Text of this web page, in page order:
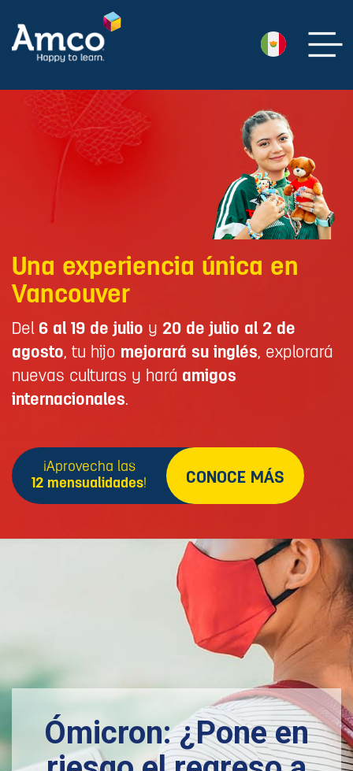
Una experiencia única en
Vancouver
Del 6 al 19 de julio y 20 de julio al 2 de
agosto, tu hijo mejorará su inglés, explorará
nuevas culturas y hará amigos
internacionales.
¡Aprovecha las
12 mensualidades! CONOCE MÁS
Ómicron: ¿Pone en